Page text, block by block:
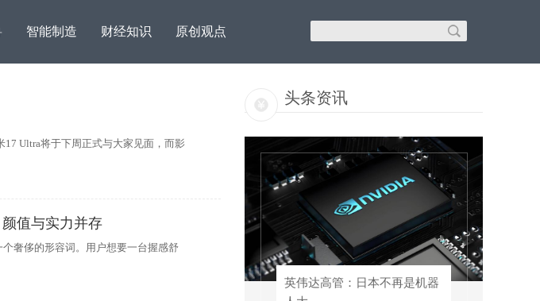
智能制造 财经知识 原创观点
Ultra将于下周正式与大家见面，而影
值与实力并存
个奢侈的形容词。用户想要一台握感舒
头条资讯
英伟达高管：日本不再是机器
英伟达高管：日本不再是机器